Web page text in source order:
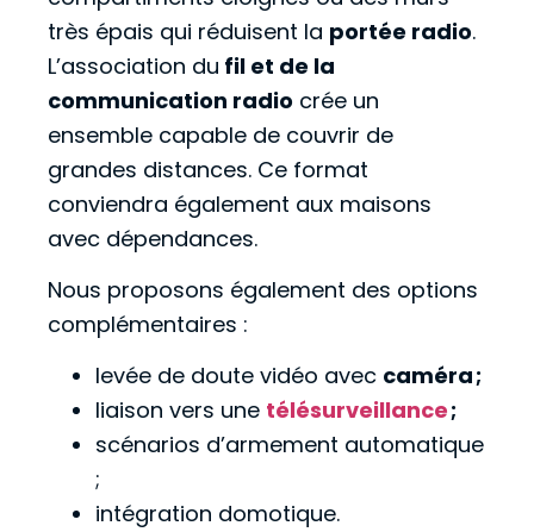
très épais qui réduisent la portée radio.
L’association du fil et de la
communication radio crée un
ensemble capable de couvrir de
grandes distances. Ce format
conviendra également aux maisons
avec dépendances.
Nous proposons également des options
complémentaires :
levée de doute vidéo avec caméra ;
liaison vers une télésurveillance;
scénarios d’armement automatique
;
intégration domotique.